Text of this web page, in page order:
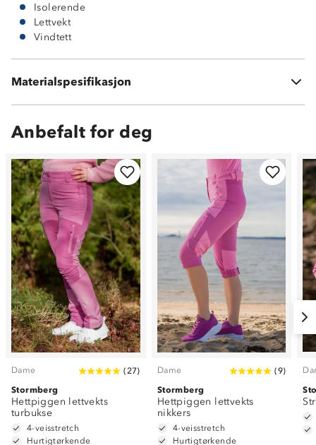
Isolerende
Lettvekt
Vindtett
Materialspesifikasjon
Vattering: 10 % polyester
Anbefalt for deg
Dame ( 27)
Stormberg
Hettpiggen lettvekts
turbukse
4-veisstretch
Hurtigtørkende
Dame (9)
Stormberg
Hettpiggen lettvekts
nikkers
4-veisstretch
Hurtigtørkende